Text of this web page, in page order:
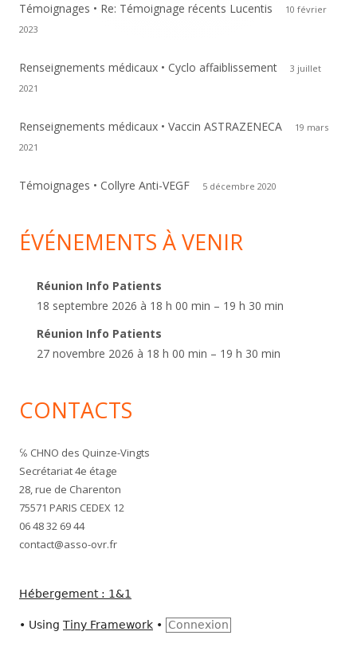
Témoignages • Re: Témoignage récents Lucentis
10 février
2023
Renseignements médicaux • Cyclo affaiblissement
3 juillet
2021
Renseignements médicaux • Vaccin ASTRAZENECA
19 mars
2021
Témoignages • Collyre Anti-VEGF 5 décembre 2020
ÉVÉNEMENTS À VENIR
Réunion Info Patients
18 septembre 2026 à 18 h 00 min – 19 h 30 min
Réunion Info Patients
27 novembre 2026 à 18 h 00 min – 19 h 30 min
CONTACTS
℅ CHNO des Quinze-Vingts
Secrétariat 4e étage
28, rue de Charenton
75571 PARIS CEDEX 12
06 48 32 69 44
contact@asso-ovr.fr
Hébergement : 1&1
• Using Tiny Framework • Connexion